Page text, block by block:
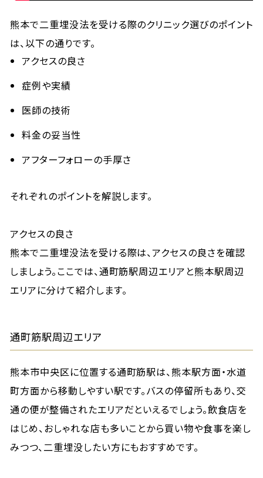
熊本で二重埋没法を受ける際のクリニック選びのポイント
は、以下の通りです。
アクセスの良さ
症例や実績
医師の技術
料金の妥当性
アフターフォローの手厚さ
それぞれのポイントを解説します。
アクセスの良さ
熊本で二重埋没法を受ける際は、アクセスの良さを確認
しましょう。ここでは、通町筋駅周辺エリアと熊本駅周辺
エリアに分けて紹介します。
通町筋駅周辺エリア
熊本市中央区に位置する通町筋駅は、熊本駅方面・水道
町方面から移動しやすい駅です。バスの停留所もあり、交
通の便が整備されたエリアだといえるでしょう。飲食店を
はじめ、おしゃれな店も多いことから買い物や食事を楽し
みつつ、二重埋没したい方にもおすすめです。